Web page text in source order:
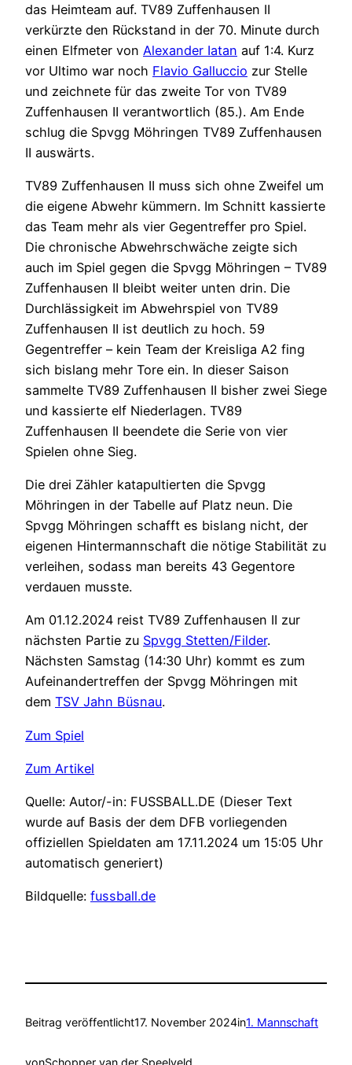
das Heimteam auf. TV89 Zuffenhausen II
verkürzte den Rückstand in der 70. Minute durch
einen Elfmeter von Alexander Iatan auf 1:4. Kurz
vor Ultimo war noch Flavio Galluccio zur Stelle
und zeichnete für das zweite Tor von TV89
Zuffenhausen II verantwortlich (85.). Am Ende
schlug die Spvgg Möhringen TV89 Zuffenhausen
II auswärts.
TV89 Zuffenhausen II muss sich ohne Zweifel um
die eigene Abwehr kümmern. Im Schnitt kassierte
das Team mehr als vier Gegentreffer pro Spiel.
Die chronische Abwehrschwäche zeigte sich
auch im Spiel gegen die Spvgg Möhringen – TV89
Zuffenhausen II bleibt weiter unten drin. Die
Durchlässigkeit im Abwehrspiel von TV89
Zuffenhausen II ist deutlich zu hoch. 59
Gegentreffer – kein Team der Kreisliga A2 fing
sich bislang mehr Tore ein. In dieser Saison
sammelte TV89 Zuffenhausen II bisher zwei Siege
und kassierte elf Niederlagen. TV89
Zuffenhausen II beendete die Serie von vier
Spielen ohne Sieg.
Die drei Zähler katapultierten die Spvgg
Möhringen in der Tabelle auf Platz neun. Die
Spvgg Möhringen schafft es bislang nicht, der
eigenen Hintermannschaft die nötige Stabilität zu
verleihen, sodass man bereits 43 Gegentore
verdauen musste.
Am 01.12.2024 reist TV89 Zuffenhausen II zur
nächsten Partie zu Spvgg Stetten/Filder.
Nächsten Samstag (14:30 Uhr) kommt es zum
Aufeinandertreffen der Spvgg Möhringen mit
dem TSV Jahn Büsnau.
Zum Spiel
Zum Artikel
Quelle: Autor/-in: FUSSBALL.DE (Dieser Text
wurde auf Basis der dem DFB vorliegenden
offiziellen Spieldaten am 17.11.2024 um 15:05 Uhr
automatisch generiert)
Bildquelle: fussball.de
Beitrag veröffentlicht17. November 2024in1. Mannschaft
vonSchopper van der Speelveld